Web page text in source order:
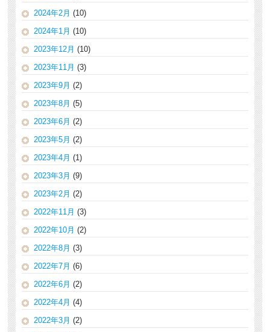
2024年2月 (10)
2024年1月 (10)
2023年12月 (10)
2023年11月 (3)
2023年9月 (2)
2023年8月 (5)
2023年6月 (2)
2023年5月 (2)
2023年4月 (1)
2023年3月 (9)
2023年2月 (2)
2022年11月 (3)
2022年10月 (2)
2022年8月 (3)
2022年7月 (6)
2022年6月 (2)
2022年4月 (4)
2022年3月 (2)